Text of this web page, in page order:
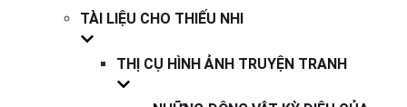
TÀI LIỆU CHO THIẾU NHI
THỊ CỤ HÌNH ẢNH TRUYỆN TRANH